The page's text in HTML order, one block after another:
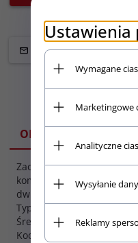
OPIS
Zaczep paska do gitary. W
komplecie 2 zaczepy i
dwie śrubki montażowe.
Typ: V
Średnica : 13mm
Kod produktu: EP-K-G
Ustawienia
Wymagane
Marketingowe
Analityczne
Wysyłanie
Reklamy